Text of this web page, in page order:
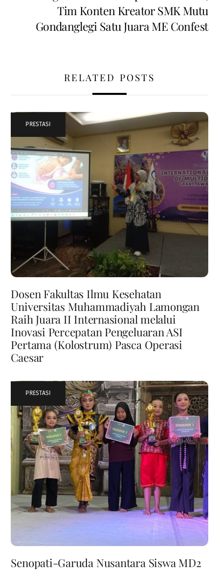
Tim Konten Kreator SMK Mutu
Gondanglegi Satu Juara ME Confest
RELATED POSTS
PRESTASI
Dosen Fakultas Ilmu Kesehatan
Universitas Muhammadiyah Lamongan
Raih Juara II Internasional melalui
Inovasi Percepatan Pengeluaran ASI
Pertama (Kolostrum) Pasca Operasi
Caesar
PRESTASI
Senopati-Garuda Nusantara Siswa MD2